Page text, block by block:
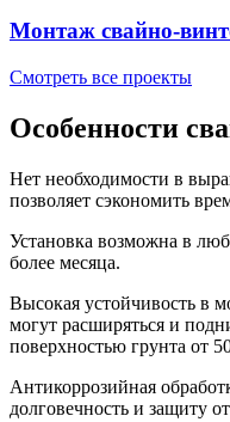
Монтаж свайно-
Смотреть все проекты
Особенности
Нет необходимости в
позволяет сэкономить
Установка возможна в
более месяца.
Высокая устойчивость в
могут расширяться и
поверхностью грунта от
Антикоррозийная
долговечность и защиту